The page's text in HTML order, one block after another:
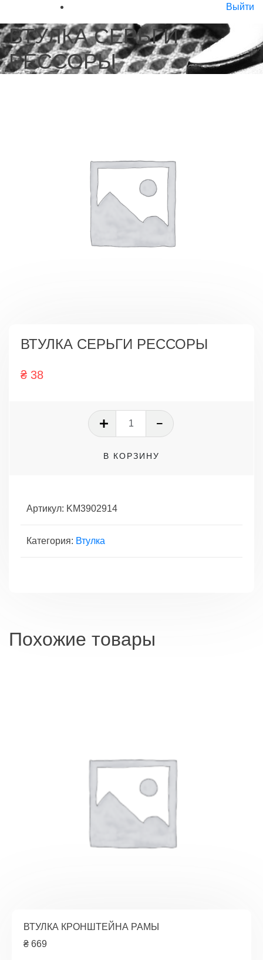
Выйти
ВТУЛКА СЕРЬГИ
РЕССОРЫ
ВТУЛКА СЕРЬГИ РЕССОРЫ
₴ 38
Количество
товара
СЕРЬГИ
В КОРЗИНУ
Артикул: KM3902914
Категория: Втулка
Похожие товары
ВТУЛКА КРОНШТЕЙНА РАМЫ
₴ 669